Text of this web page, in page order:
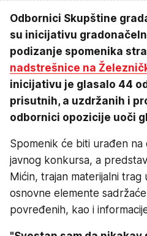
Odbornici Skupštine
su inicijativu
podizanje spomenika
nadstrešnice na
inicijativu je glasalo 44
prisutnih, a uzdržanih i
odbornici opozicije uoči
Spomenik će biti urađen
javnog konkursa, a
Mićin, trajan materijalni trag
osnovne elemente
povređenih, kao i